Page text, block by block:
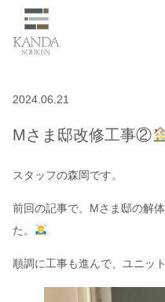
2024.06.21
Mさま邸改修工事②
スタッフの森岡です。
前回の記事で、Mさま邸の解
た。
順調に工事も進んで、ユニッ